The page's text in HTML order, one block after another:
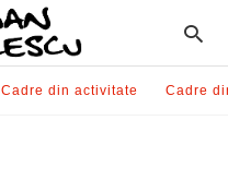
Cadre din activitate Cadre